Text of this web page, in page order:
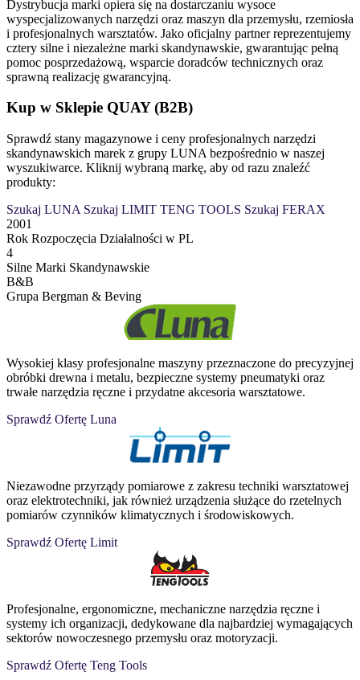
Dystrybucja marki opiera się na dostarczaniu wysoce
wyspecjalizowanych narzędzi oraz maszyn dla przemysłu, rzemiosła
i profesjonalnych warsztatów. Jako oficjalny partner reprezentujemy
cztery silne i niezależne marki skandynawskie, gwarantując pełną
pomoc posprzedażową, wsparcie doradców technicznych oraz
sprawną realizację gwarancyjną.
Kup w Sklepie QUAY (B2B)
Sprawdź stany magazynowe i ceny profesjonalnych narzędzi
skandynawskich marek z grupy LUNA bezpośrednio w naszej
wyszukiwarce. Kliknij wybraną markę, aby od razu znaleźć
produkty:
Szukaj LUNA Szukaj LIMIT TENG TOOLS Szukaj FERAX
2001
Rok Rozpoczęcia Działalności w PL
4
Silne Marki Skandynawskie
B&B
Grupa Bergman & Beving
Wysokiej klasy profesjonalne maszyny przeznaczone do precyzyjnej
obróbki drewna i metalu, bezpieczne systemy pneumatyki oraz
trwałe narzędzia ręczne i przydatne akcesoria warsztatowe.
Sprawdź Ofertę Luna
Niezawodne przyrządy pomiarowe z zakresu techniki warsztatowej
oraz elektrotechniki, jak również urządzenia służące do rzetelnych
pomiarów czynników klimatycznych i środowiskowych.
Sprawdź Ofertę Limit
Profesjonalne, ergonomiczne, mechaniczne narzędzia ręczne i
systemy ich organizacji, dedykowane dla najbardziej wymagających
sektorów nowoczesnego przemysłu oraz motoryzacji.
Sprawdź Ofertę Teng Tools